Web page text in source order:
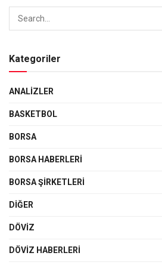
Kategoriler
ANALIZLER
BASKETBOL
BORSA
BORSA HABERLERI
BORSA ŞIRKETLERI
DIĞER
DÖVİZ
DÖVIZ HABERLERI